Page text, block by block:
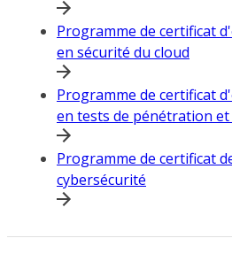
Programme de certificat
en sécurité du cloud
Programme de certificat
en tests de pénétration
Programme de certificat
cybersécurité